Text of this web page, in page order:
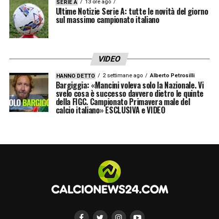
internazionale.
Il presidente FIGC ha ribadito l’importanza di
un ambiente unito: “I risultati aiutano a
cementare fiducia e coesione, ma è la
mentalità a fare la differenza nel lungo
periodo”.
puntando a riconquistare il cuore dei tifosi e
il prestigio internazionale.
LA PLAYLIST DELLE NOSTRE TOP NEWS
SERIE A 13 ore ago
Ultime Notizie Serie A: tutte le novità del giorno
sul massimo campionato italiano
VIDEO
HANNO DETTO 2 settimane ago Alberto Petrosilli
Bargiggia: «Mancini voleva solo la Nazionale. Vi
svelo cosa è successo davvero dietro le quinte
della FIGC. Campionato Primavera male del
calcio italiano» ESCLUSIVA e VIDEO